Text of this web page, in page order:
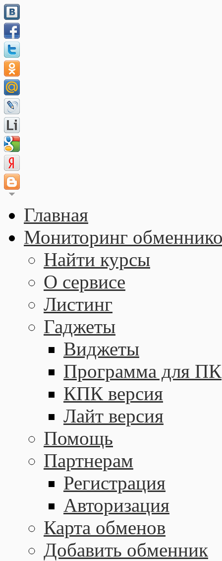
Главная
Мониторинг
Найти курсы
О сервисе
Листинг
Гаджеты
Виджеты
Программа для ПК
КПК версия
Лайт версия
Помощь
Партнерам
Регистрация
Авторизация
Карта обменов
Добавить обменник